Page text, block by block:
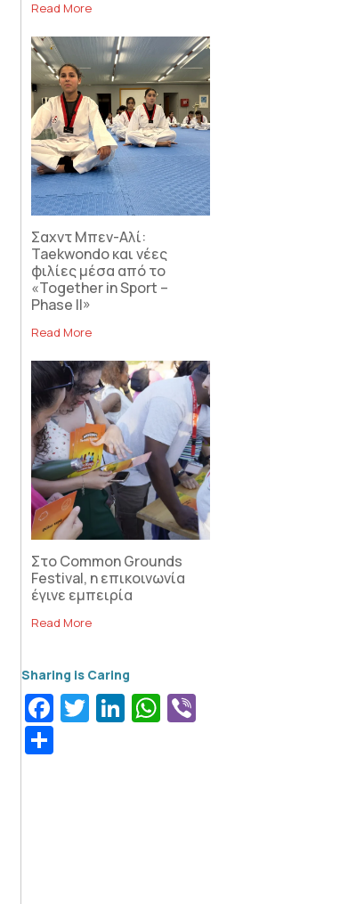
Read More
Σαχντ Μπεν-Αλί:
Taekwondo και νέες
φιλίες μέσα από το
«Together in Sport –
Phase II»
Read More
Στο Common Grounds
Festival, η επικοινωνία
έγινε εμπειρία
Read More
Facebook
Twitter
LinkedIn
WhatsApp